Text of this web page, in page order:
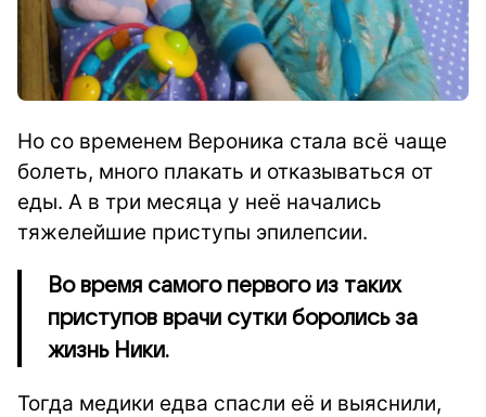
Но со временем Вероника стала всё чаще
болеть, много плакать и отказываться от
еды. А в три месяца у неё начались
тяжелейшие приступы эпилепсии.
Во время самого первого из таких
приступов врачи сутки боролись за
жизнь Ники.
Тогда медики едва спасли её и выяснили,